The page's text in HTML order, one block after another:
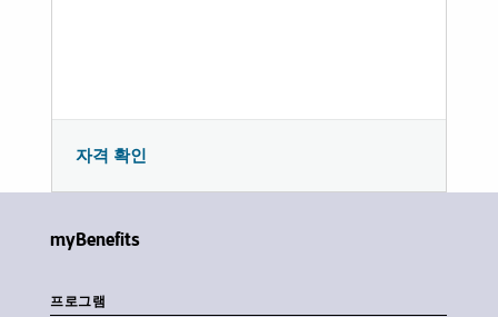
자격 확인
myBenefits
프로그램